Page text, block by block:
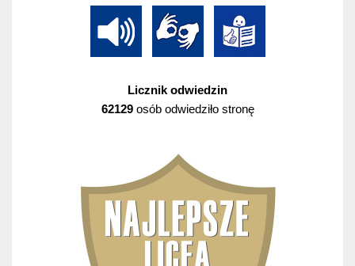
Licznik odwiedzin
62129osób odwiedziło stronę